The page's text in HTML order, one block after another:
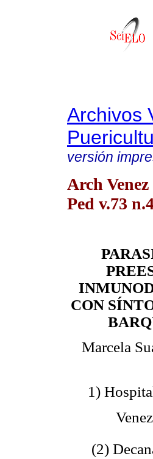
Archivos
versión
Arch
Ped v.73
CON
Marcela
1)
(2)